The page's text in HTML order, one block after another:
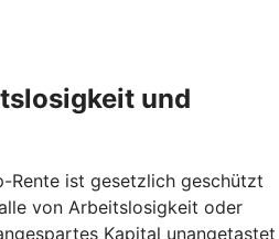
und
Rente ist gesetzlich geschützt
von Arbeitslosigkeit oder
Kapital unangetastet